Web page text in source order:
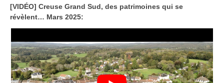
[VIDÉO] Creuse Grand Sud, des patrimoines qui se
révèlent… Mars 2025: